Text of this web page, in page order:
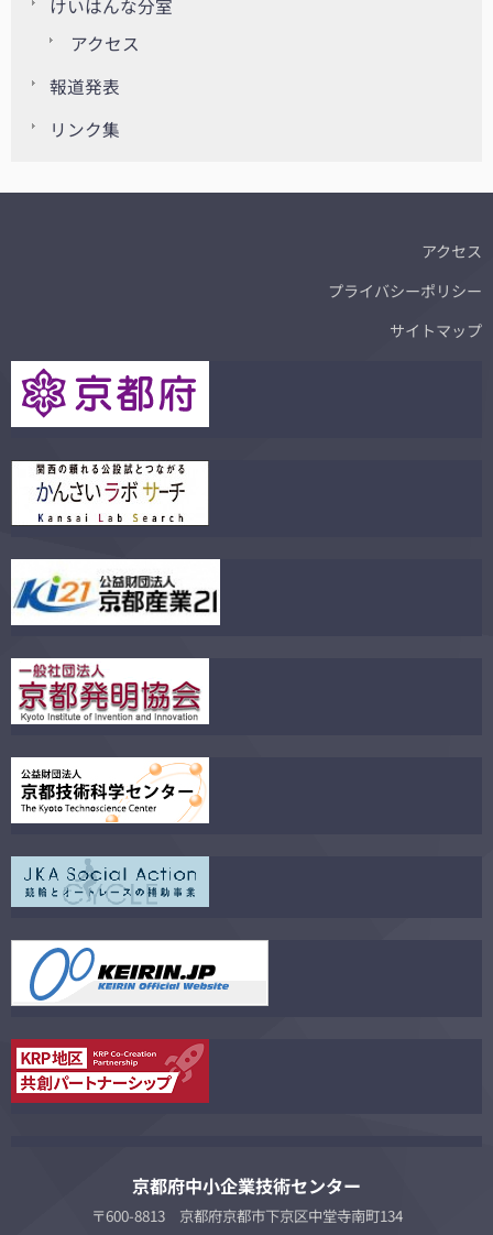
けいはんな分室
アクセス
報道発表
リンク集
アクセス
プライバシーポリシー
サイトマップ
京都府中小企業技術センター
〒600-8813 京都府京都市下京区中堂寺南町134